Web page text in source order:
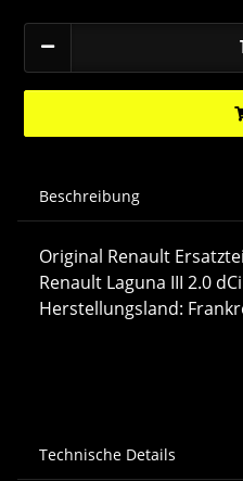
Beschreibung
Original Renault
Renault Laguna III 2.0
Herstellungsland:
Technische Details